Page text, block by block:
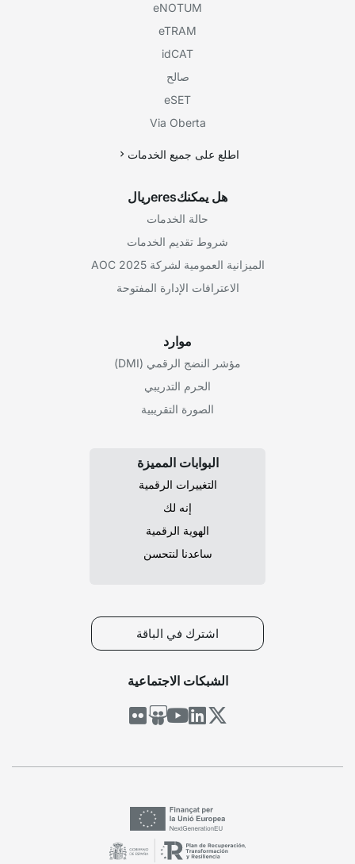
eNOTUM
eTRAM
idCAT
صالح
eSET
Via Oberta
اطلع على جميع الخدمات
هل يمكنكeresريال
حالة الخدمات
شروط تقديم الخدمات
الميزانية العمومية لشركة AOC 2025
الاعترافات الإدارة المفتوحة
موارد
مؤشر النضج الرقمي (DMI)
الحرم التدريبي
الصورة التقريبية
البوابات المميزة
التغييرات الرقمية
إنه لك
الهوية الرقمية
ساعدنا لنتحسن
اشترك في الباقة
الشبكات الاجتماعية